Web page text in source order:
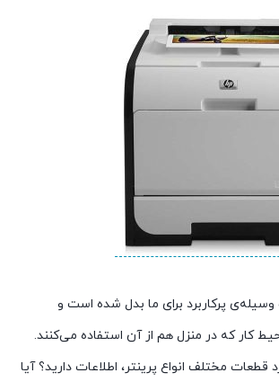
وسیله‌ی پرکاربرد برای ما بدل شده است و
کار که در منزل هم از آن استفاده می‌کنند.
قطعات مختلف انواع پرینتر، اطلاعات دارید؟ آیا